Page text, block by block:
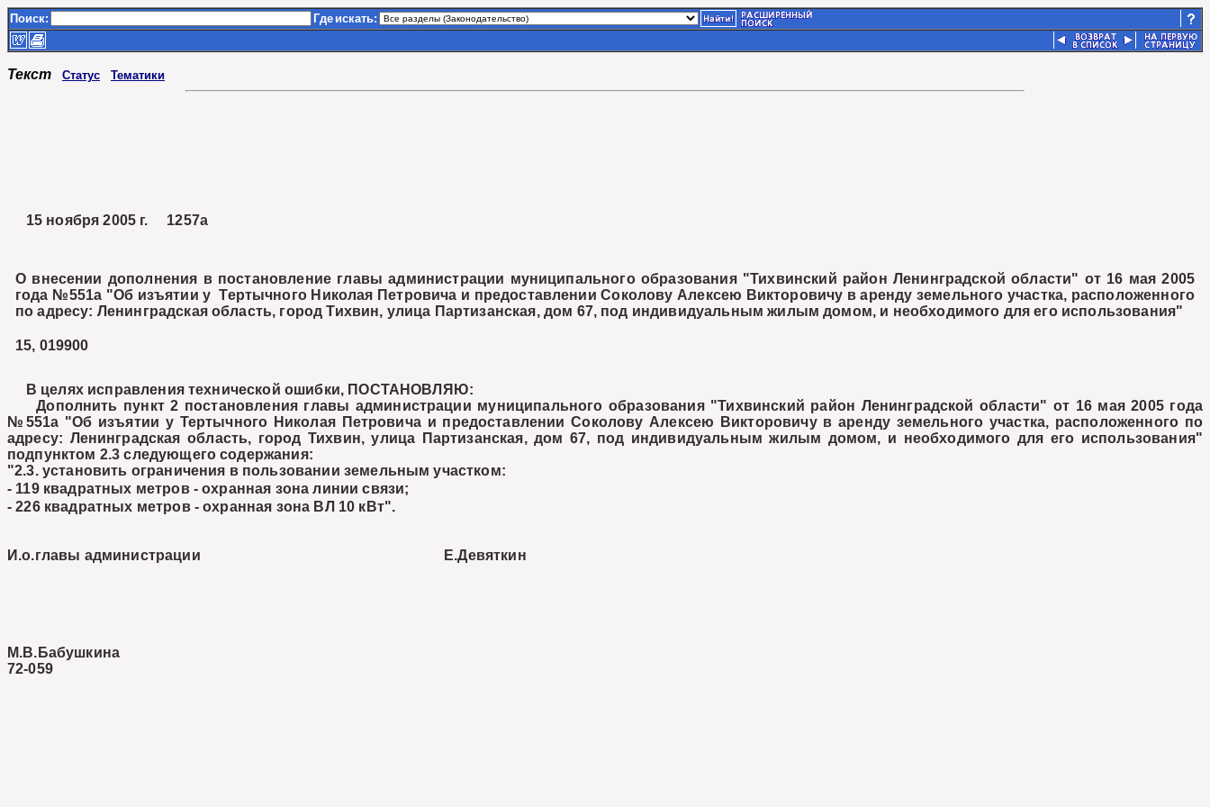
Поиск: Где искать:
Текст Статус Тематики
15 ноября 2005 г. 1257а
О внесении дополнения в постановление главы администрации муниципального образования "Тихвинский район Ленинградской области" от 16 мая 2005
года №551а "Об изъятии у Тертычного Николая Петровича и предоставлении Соколову Алексею Викторовичу в аренду земельного участка, расположенного
по адресу: Ленинградская область, город Тихвин, улица Партизанская, дом 67, под индивидуальным жилым домом, и необходимого для его использования"
15, 019900
В целях исправления технической ошибки, ПОСТАНОВЛЯЮ:
Дополнить пункт 2 постановления главы администрации муниципального образования "Тихвинский район Ленинградской области" от 16 мая 2005 года
№551а "Об изъятии у Тертычного Николая Петровича и предоставлении Соколову Алексею Викторовичу в аренду земельного участка, расположенного по
адресу: Ленинградская область, город Тихвин, улица Партизанская, дом 67, под индивидуальным жилым домом, и необходимого для его использования"
подпунктом 2.3 следующего содержания:
"2.3. установить ограничения в пользовании земельным участком:
- 119 квадратных метров - охранная зона линии связи;
- 226 квадратных метров - охранная зона ВЛ 10 кВт".
И.о.главы администрации Е.Девяткин
М.В.Бабушкина
72-059